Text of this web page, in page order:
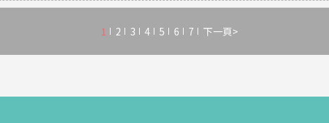
1 2 3 4 5 6 7 下一頁>